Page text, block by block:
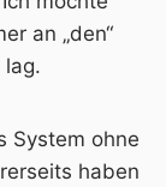
an „den“
System ohne
haben